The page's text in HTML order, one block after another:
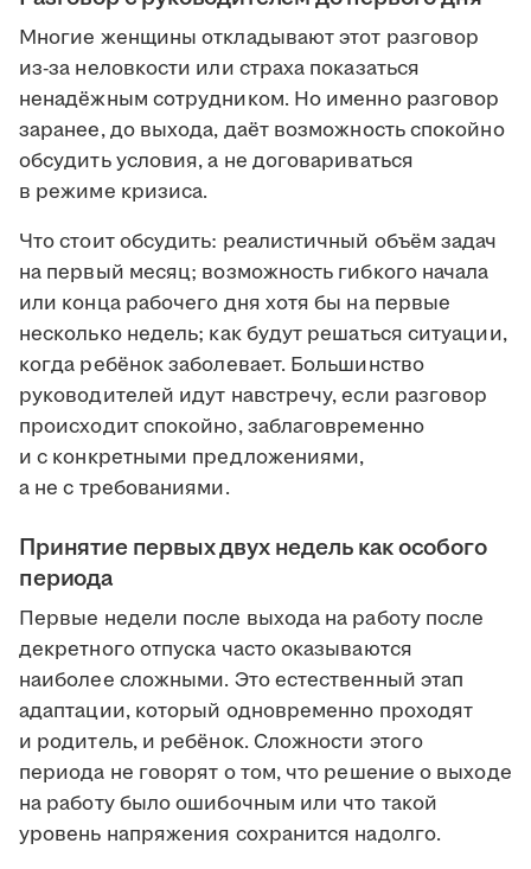
Многие женщины откладывают этот разговор
из-за неловкости или страха показаться
ненадёжным сотрудником. Но именно разговор
заранее, до выхода, даёт возможность спокойно
обсудить условия, а не договариваться
в режиме кризиса.
Что стоит обсудить: реалистичный объём задач
на первый месяц; возможность гибкого начала
или конца рабочего дня хотя бы на первые
несколько недель; как будут решаться ситуации,
когда ребёнок заболевает. Большинство
руководителей идут навстречу, если разговор
происходит спокойно, заблаговременно
и с конкретными предложениями,
а не с требованиями.
Принятие первых двух недель как особого
периода
Первые недели после выхода на работу после
декретного отпуска часто оказываются
наиболее сложными. Это естественный этап
адаптации, который одновременно проходят
и родитель, и ребёнок. Сложности этого
периода не говорят о том, что решение о выходе
на работу было ошибочным или что такой
уровень напряжения сохранится надолго.